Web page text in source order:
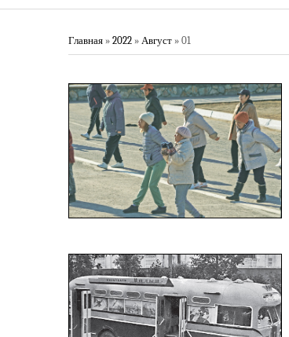
Главная » 2022 » Август » 01